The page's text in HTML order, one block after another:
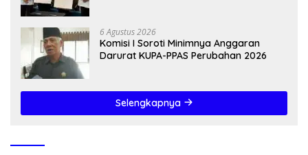
6 Agustus 2026
Komisi I Soroti Minimnya Anggaran
Darurat KUPA-PPAS Perubahan 2026
Selengkapnya